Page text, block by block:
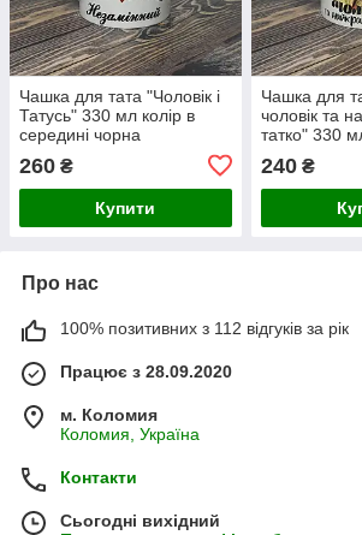
Чашка для тата "Чоловік і
Татусь" 330 мл колір в
середині чорна
260 ₴
Купити
Чашка для
чоловік та
татко" 330
240₴
Про нас
100% позитивних з 112 відгуків за рік
Працює з 28.09.2020
м. Коломия
Коломия, Україна
Контакти
Сьогодні вихідний